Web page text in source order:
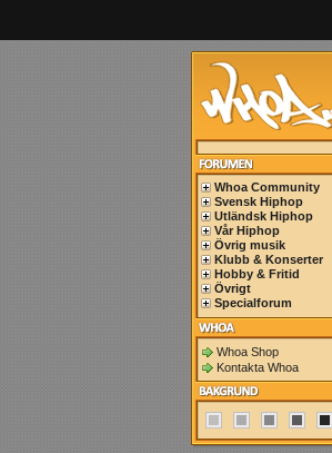
Whoa Community
Svensk Hiphop
Utländsk Hiphop
Vår Hiphop
Övrig musik
Klubb & Konserter
Hobby & Fritid
Övrigt
Specialforum
Whoa Shop
Kontakta Whoa